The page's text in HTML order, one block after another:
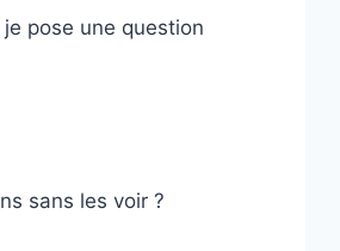
pose une question
sans les voir ?